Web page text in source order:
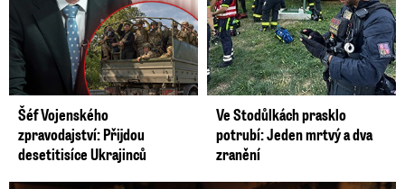
Šéf Vojenského
zpravodajství: Přijdou
desetitisíce Ukrajinců
Ve Stodůlkách prasklo
potrubí: Jeden mrtvý a dva
zranění